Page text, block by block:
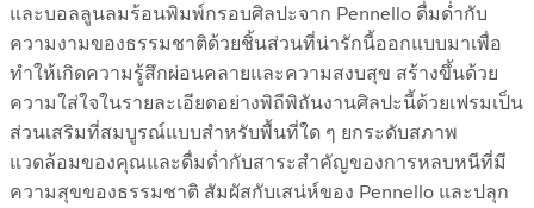
และบอลลูนลมร้อนพิมพ์กรอบศิลปะจาก Pennello ดื่มด่ำกับ
ความงามของธรรมชาติด้วยชิ้นส่วนที่น่ารักนี้ออกแบบมาเพื่อ
ทำให้เกิดความรู้สึกผ่อนคลายและความสงบสุข สร้างขึ้นด้วย
ความใส่ใจในรายละเอียดอย่างพิถีพิถันงานศิลปะนี้ด้วยเฟรมเป็น
ส่วนเสริมที่สมบูรณ์แบบสำหรับพื้นที่ใด ๆ ยกระดับสภาพ
แวดล้อมของคุณและดื่มด่ำกับสาระสำคัญของการหลบหนีที่มี
ความสุขของธรรมชาติ สัมผัสกับเสน่ห์ของ Pennello และปลุก